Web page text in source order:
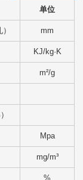
单位
mm
KJ/kg·K
m²/g
Mpa
mg/m³
%